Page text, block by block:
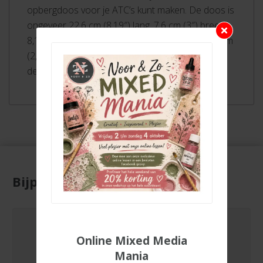
opbergdoos voor je ATC’s kunt maken. De doos is
ongeveer 22,6 cm (8,19″) lang, 7,6 cm (3″) breed,
8,10 cm (3,19″) hoog aan de achterkant en 6,1 cm
(2,4″) hoog aan de voorkant. Montage en
decoratie vereist.
Bijpassende producten
Online Mixed Media
Mania